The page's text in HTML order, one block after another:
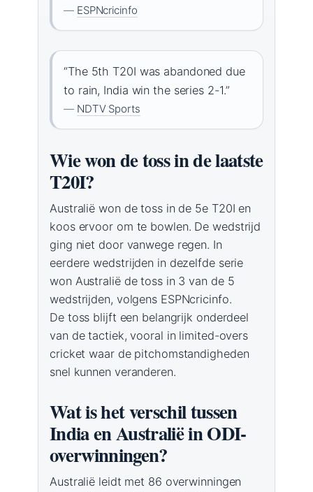
— ESPNcricinfo
“The 5th T20I was abandoned due
to rain, India win the series 2-1.”
— NDTV Sports
Wie won de toss in de laatste
T20I?
Australië won de toss in de 5e T20I en
koos ervoor om te bowlen. De wedstrijd
ging niet door vanwege regen. In
eerdere wedstrijden in dezelfde serie
won Australië de toss in 3 van de 5
wedstrijden, volgens ESPNcricinfo.
De toss blijft een belangrijk onderdeel
van de tactiek, vooral in limited-overs
cricket waar de pitchomstandigheden
snel kunnen veranderen.
Wat is het verschil tussen
India en Australië in ODI-
overwinningen?
Australië leidt met 86 overwinningen